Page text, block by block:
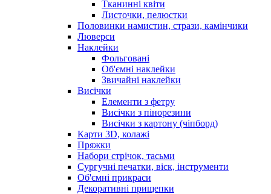
Тканинні квіти
Листочки, пелюстки
Половинки намистин, стрази, камінчики
Люверси
Наклейки
Фольговані
Об'ємні наклейки
Звичайні наклейки
Висічки
Елементи з фетру
Висічки з пінорезини
Висічки з картону (чіпборд)
Карти 3D, колажі
Пряжки
Набори стрічок, тасьми
Сургучні печатки, віск, інструменти
Об'ємні прикраси
Декоративні прищепки